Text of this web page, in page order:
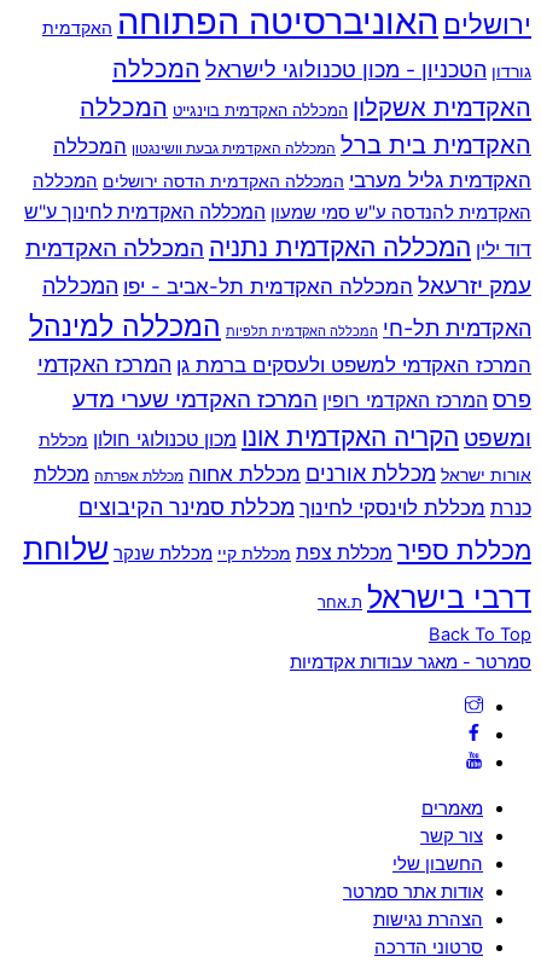
ירושלים האוניברסיטה הפתוחה האקדמית
גורדון הטכניון - מכון טכנולוגי לישראל המכללה
האקדמית אשקלון המכללה האקדמית בוינגייט המכללה
האקדמית בית ברל המכללה האקדמית גבעת וושינגטון המכללה
האקדמית גליל מערבי המכללה האקדמית הדסה ירושלים המכללה
האקדמית להנדסה ע"ש סמי שמעון המכללה האקדמית לחינוך ע"ש
דוד ילין המכללה האקדמית נתניה המכללה האקדמית
עמק יזרעאל המכללה האקדמית תל-אביב - יפו המכללה
האקדמית תל-חי המכללה האקדמית תלפיות המכללה למינהל
המרכז האקדמי למשפט ולעסקים ברמת גן המרכז האקדמי
פרס המרכז האקדמי רופין המרכז האקדמי שערי מדע
ומשפט הקריה האקדמית אונו מכון טכנולוגי חולון מכללת
אורות ישראל מכללת אורנים מכללת אחוה מכללת אפרתה מכללת
כנרת מכללת לוינסקי לחינוך מכללת סמינר הקיבוצים
מכללת ספיר מכללת צפת מכללת קיי מכללת שנקר שלוחת
דרבי בישראל ת.אחר
Back To Top
סמרטר - מאגר עבודות אקדמיות
מאמרים
צור קשר
החשבון שלי
אודות אתר סמרטר
הצהרת נגישות
סרטוני הדרכה